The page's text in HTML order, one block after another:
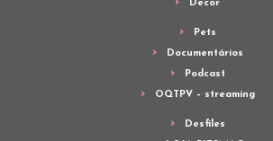
Decor
Pets
Documentários
Podcast
OQTPV – streaming
Desfiles